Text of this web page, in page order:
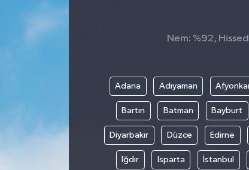
Nem: %92,
Adana Adıyaman
Bartın Batman Bayburt
Diyarbakır Düzce Edirne
Iğdır Isparta İstanbul